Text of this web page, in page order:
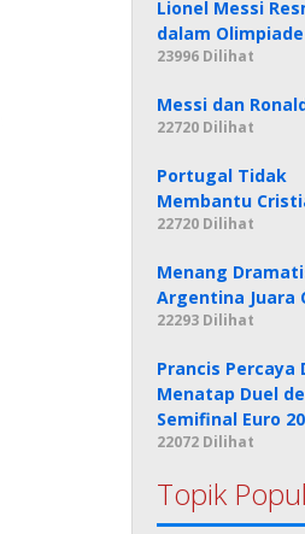
Lionel Messi
dalam Olimpiade
23996 Dilihat
Messi dan
22720 Dilihat
Portugal Tidak
Membantu
22720 Dilihat
Menang
Argentina Juara
22293 Dilihat
Prancis Percaya
Menatap Duel
Semifinal Euro
22072 Dilihat
Topik